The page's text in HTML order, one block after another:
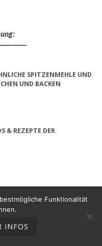
SPITZENMEHLE UND V
UND BACKEN
& REZEPTE DER
Funktionalität
INFOS